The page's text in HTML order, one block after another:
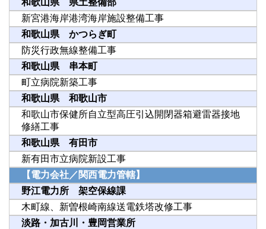
和歌山県 県土整備部
新宮港海岸港湾海岸施設整備工事
和歌山県 かつらぎ町
防災行政無線整備工事
和歌山県 串本町
町立病院新築工事
和歌山県 和歌山市
和歌山市保健所自立型高圧引込開閉器箱避雷器接地
修繕工事
和歌山県 有田市
新有田市立病院新設工事
【電力会社／関西電力管轄】
野江電力所 架空保線課
木町線、新曽根崎南線送電鉄塔改修工事
淡路・加古川・豊岡営業所